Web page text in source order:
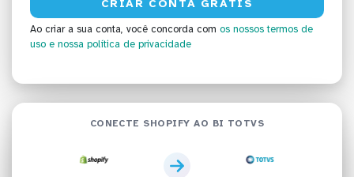
Ao criar a sua conta, você concorda com os nossos termos de
uso e nossa política de privacidade
CONECTE SHOPIFY AO BI TOTVS